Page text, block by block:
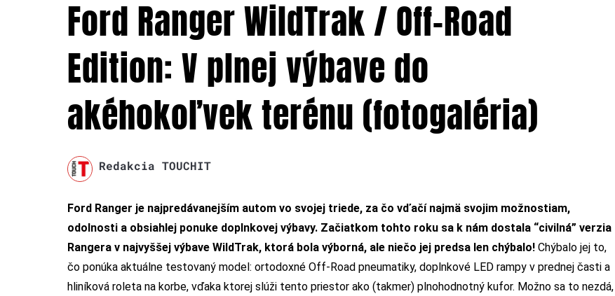
Ford Ranger WildTrak / Off-Road
Edition: V plnej výbave do
akéhokoľvek terénu (fotogaléria)
Redakcia TOUCHIT
Ford Ranger je najpredávanejším autom vo svojej triede, za čo vďačí najmä svojim možnostiam,
odolnosti a obsiahlej ponuke doplnkovej výbavy. Začiatkom tohto roku sa k nám dostala “civilná” verzia
Rangera v najvyššej výbave WildTrak, ktorá bola výborná, ale niečo jej predsa len chýbalo! Chýbalo jej to,
čo ponúka aktuálne testovaný model: ortodoxné Off-Road pneumatiky, doplnkové LED rampy v prednej časti a
hliníková roleta na korbe, vďaka ktorej slúži tento priestor ako (takmer) plnohodnotný kufor. Možno sa to nezdá,